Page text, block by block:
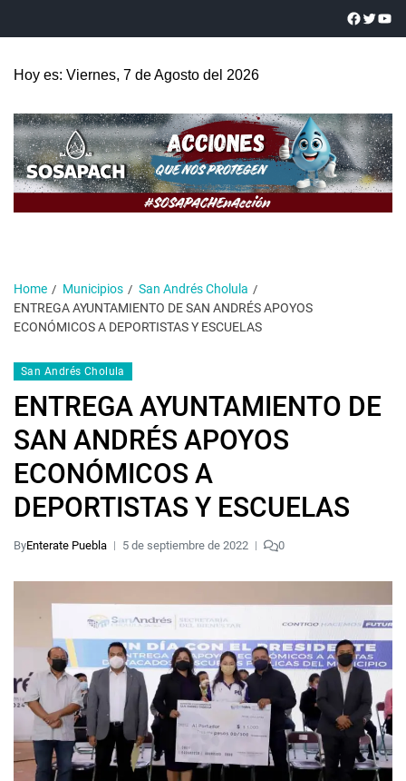
Hoy es: Viernes, 7 de Agosto del 2026
Home Municipios
San Andrés Cholula
ENTREGA AYUNTAMIENTO DE SAN ANDRÉS APOYOS
ECONÓMICOS A DEPORTISTAS Y ESCUELAS
San Andrés Cholula
ENTREGA AYUNTAMIENTO DE
SAN ANDRÉS APOYOS
ECONÓMICOS A
DEPORTISTAS Y ESCUELAS
ByEnterate Puebla 5 de septiembre de 2022 0